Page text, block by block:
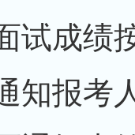
试成绩
知报考